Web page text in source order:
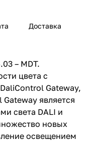
Доставка
– MDT.
цвета с
Gateway,
является
света DALI и
новых
освещением